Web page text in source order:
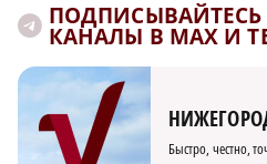
КАНАЛЫ В MAX И
Быстро, честно,